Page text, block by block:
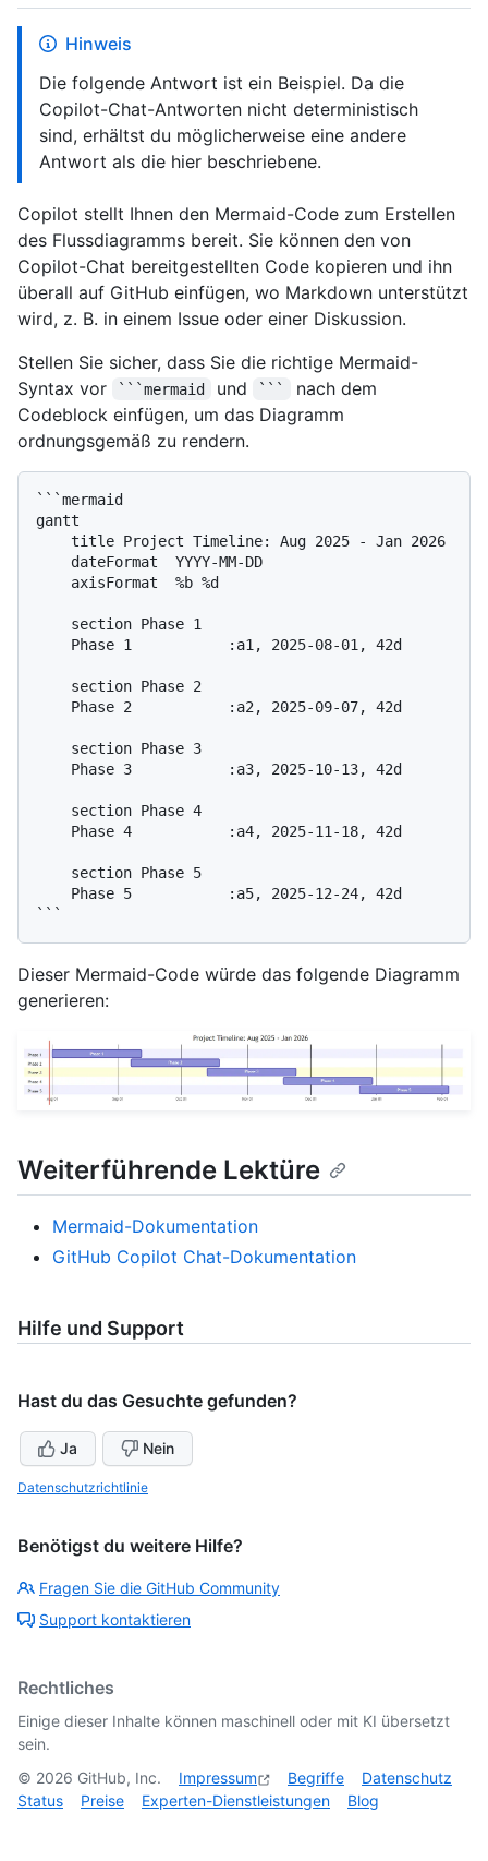
Hinweis
Die folgende Antwort ist ein Beispiel. Da die
Copilot-Chat-Antworten nicht deterministisch
sind, erhältst du möglicherweise eine andere
Antwort als die hier beschriebene.
Copilot stellt Ihnen den Mermaid-Code zum Erstellen
des Flussdiagramms bereit. Sie können den von
Copilot-Chat bereitgestellten Code kopieren und ihn
überall auf GitHub einfügen, wo Markdown unterstützt
wird, z. B. in einem Issue oder einer Diskussion.
Stellen Sie sicher, dass Sie die richtige Mermaid-
Syntax vor
```mermaid und ```
nach dem
Codeblock einfügen, um das Diagramm
ordnungsgemäß zu rendern.
```mermaid
gantt
Dieser Mermaid-Code würde das folgende Diagramm
generieren:
Weiterführende Lektüre
Mermaid-Dokumentation
GitHub Copilot Chat-Dokumentation
Hilfe und Support
Hast du das Gesuchte gefunden?
Ja Nein
Datenschutzrichtlinie
Benötigst du weitere Hilfe?
Fragen Sie die GitHub Community
Support kontaktieren
Rechtliches
Einige dieser Inhalte können maschinell oder mit KI übersetzt
sein.
© 2026 GitHub, Inc. Impressum Begriffe
Datenschutz
Status
Preise Experten-Dienstleistungen Blog